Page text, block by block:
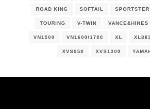
ROAD KING SOFTAIL SPORTSTER
TOURING V-TWIN VANCE&HINES
VN1500 VN1600/1700 XL XL883
XVS950 XVS1300